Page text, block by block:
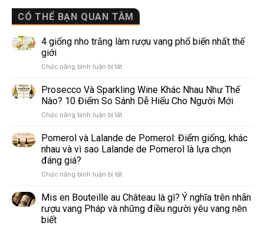
CÓ THỂ BẠN QUAN TÂM
4 giống nho trắng làm rượu vang phổ biến nhất thế
giới
Chức năng bình luận bị tắtở
giống
nho
trắng
làm
vang
phổ
thế
Prosecco Và Sparkling Wine Khác Nhau Như Thế
Nào? 10 Điểm So Sánh Dễ Hiểu Cho Người Mới
Chức năng bình luận bị tắtở
Và
Sparkling
Wine
Nhau
Thế
Nào?
10
Pomerol và Lalande de Pomerol: Điểm giống, khác
nhau và vì sao Lalande de Pomerol là lựa chọn
đáng giá?
Chức năng bình luận bị tắtở
và
Lalande
de
Mis en Bouteille au Château là gì? Ý nghĩa trên nhãn
rượu vang Pháp và những điều người yêu vang nên
biết